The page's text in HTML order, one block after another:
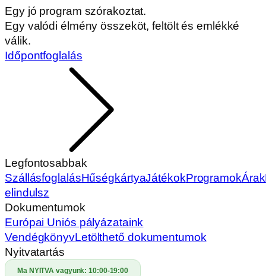
Egy jó program szórakoztat.
Egy valódi élmény összeköt, feltölt és emlékké
válik.
Időpontfoglalás
Legfontosabbak
SzállásfoglalásHűségkártyaJátékokProgramokÁrak
elindulsz
Dokumentumok
Európai Uniós pályázataink
VendégkönyvLetölthető dokumentumok
Nyitvatartás
Ma NYITVA vagyunk:10:00-19:00